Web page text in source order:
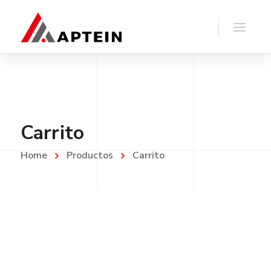
Carrito
Home Productos Carrito